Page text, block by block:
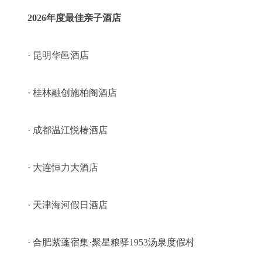
2026年度最佳亲子酒店
· 昆明华邑酒店
· 桂林融创施柏阁酒店
· 成都温江悦椿酒店
· 大连恒力大酒店
· 天津海河假日酒店
· 合肥紫蓬宿集·聚星粮驿1953汤泉度假村